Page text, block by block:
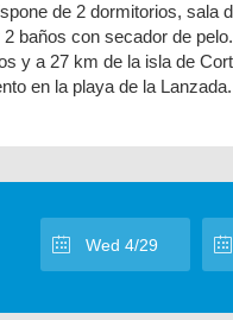
de 2 dormitorios, sala
baños con secador de
y a 27 km de la isla de
en la playa de la Lanzada.